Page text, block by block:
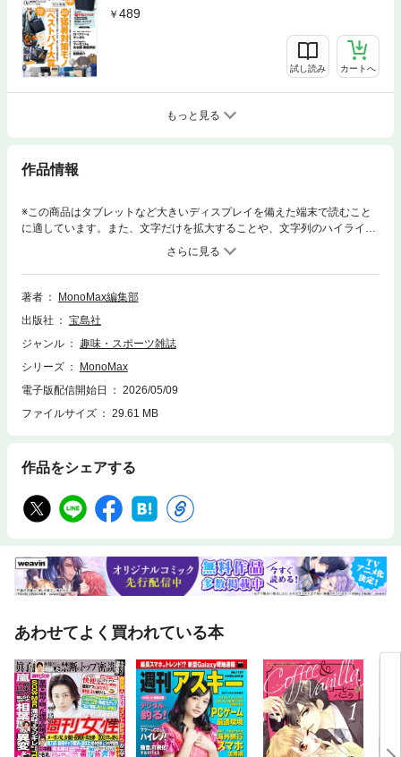
489
試し読み カートへ
もっと見る
作品情報
※この商品はタブレットなど大きいディスプレイを備えた端末で読むこと
に適しています。また、文字だけを拡大することや、文字列のハイライ
ト、検索、辞書の参照、引用などの機能が使用できません。※電子版では
紙の雑誌と内容が一部異なる場合、または掲載されないページがございま
す。※電子版には付録は付きません。今月号は「最強の猛暑対策モノ」
「MonoMaxが選ぶベストバイ大賞」の2大特集をお届け。ほかにも「風間
解」企画、「永谷園『お茶づけ海苔』のたしなみ」企画なども注目です！
著者
MonoMax編集部
出版社
宝島社
ジャンル
趣味・スポーツ雑誌
シリーズ
MonoMax
電子版配信開始日
2026/05/09
ファイルサイズ
29.61 MB
作品をシェアする
あわせてよく買われている本